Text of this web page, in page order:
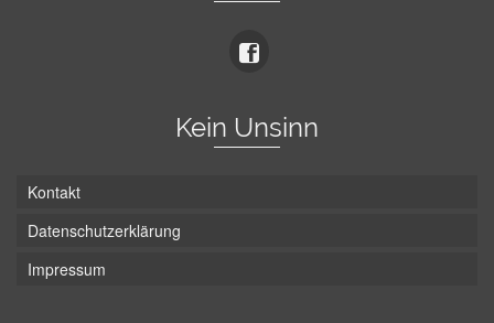
Kein Unsinn
Kontakt
Datenschutzerklärung
Impressum